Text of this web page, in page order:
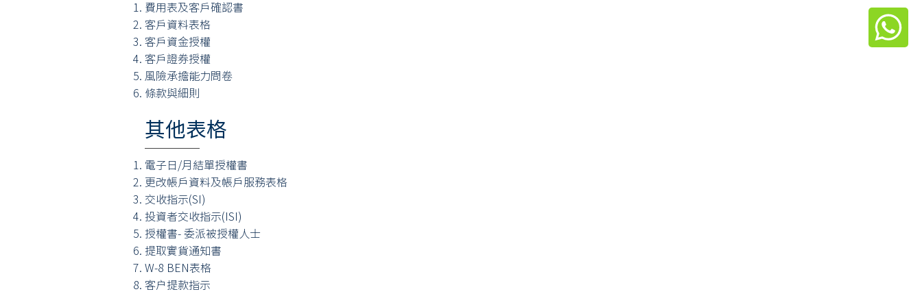
費用表及客戶確認書
客戶資料表格
客戶資金授權
客戶證券授權
風險承擔能力問卷
條款與細則
其他表格
電子日/月結單授權書
更改帳戶資料及帳戶服務表格
交收指示(SI)
投資者交收指示(ISI)
授權書- 委派被授權人士
提取實貨通知書
W-8 BEN表格
客户提款指示